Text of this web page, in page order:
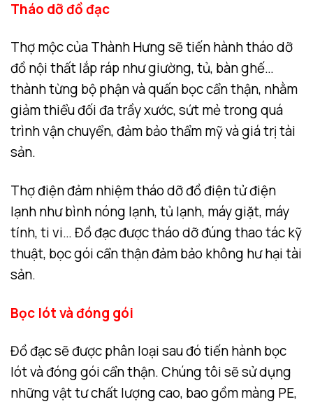
Tháo dỡ đồ đạc
Thợ mộc của Thành Hưng sẽ tiến hành tháo dỡ
đồ nội thất lắp ráp như giường, tủ, bàn ghế…
thành từng bộ phận và quấn bọc cẩn thận, nhằm
giảm thiểu đối đa trầy xước, sứt mẻ trong quá
trình vận chuyển, đảm bảo thẩm mỹ và giá trị tài
sản.
Thợ điện đảm nhiệm tháo dỡ đồ điện tử điện
lạnh như bình nóng lạnh, tủ lạnh, máy giặt, máy
tính, ti vi… Đồ đạc được tháo dỡ đúng thao tác kỹ
thuật, bọc gói cẩn thận đảm bảo không hư hại tài
sản.
Bọc lót và đóng gói
Đồ đạc sẽ được phân loại sau đó tiến hành bọc
lót và đóng gói cẩn thận. Chúng tôi sẽ sử dụng
những vật tư chất lượng cao, bao gồm màng PE,